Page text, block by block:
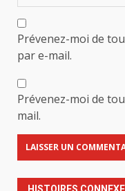
Prévenez-moi de
par e-mail.
Prévenez-moi de
mail.